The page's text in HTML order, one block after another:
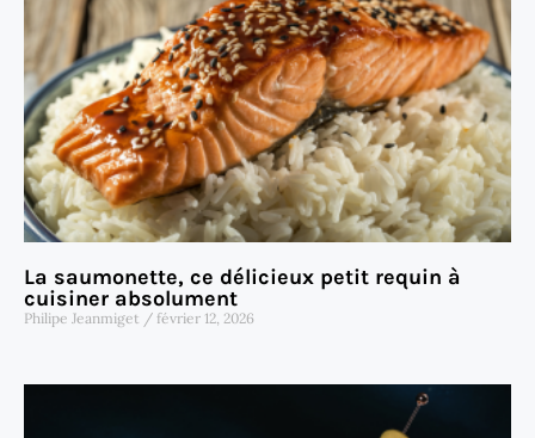
La saumonette, ce délicieux petit requin à
cuisiner absolument
Philipe Jeanmiget février 12, 2026